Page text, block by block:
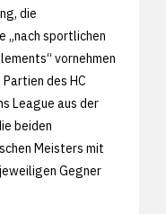
die
„nach sportlichen
vornehmen
des HC
League aus der
beiden
Meisters mit
Gegner